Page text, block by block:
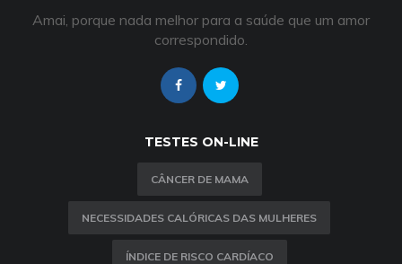
Amai, porque nada melhor para a saúde que um amor
correspondido.
TESTES ON-LINE
CÂNCER DE MAMA
NECESSIDADES CALÓRICAS DAS MULHERES
ÍNDICE DE RISCO CARDÍACO